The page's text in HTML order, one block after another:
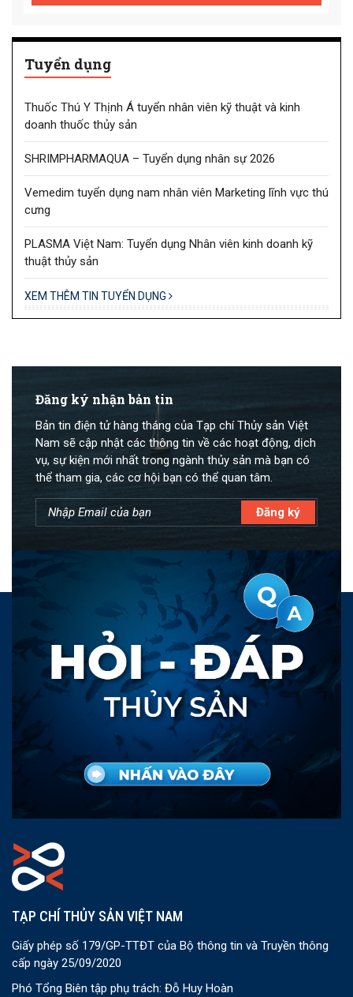
Tuyển dụng
Thuốc Thú Y Thịnh Á tuyển nhân viên kỹ thuật và kinh
doanh thuốc thủy sản
SHRIMPHARMAQUA – Tuyển dụng nhân sự 2026
Vemedim tuyển dụng nam nhân viên Marketing lĩnh vực thú
cưng
PLASMA Việt Nam: Tuyển dụng Nhân viên kinh doanh kỹ
thuật thủy sản
XEM THÊM TIN TUYỂN DỤNG
Đăng ký nhận bản tin
Bản tin điện tử hàng tháng của Tạp chí Thủy sản Việt
Nam sẽ cập nhật các thông tin về các hoạt động, dịch
vụ, sự kiện mới nhất trong ngành thủy sản mà bạn có
thể tham gia, các cơ hội bạn có thể quan tâm.
TẠP CHÍ THỦY SẢN VIỆT NAM
Giấy phép số 179/GP-TTĐT của Bộ thông tin và Truyền thông
cấp ngày 25/09/2020
Phó Tổng Biên tập phụ trách: Đỗ Huy Hoàn